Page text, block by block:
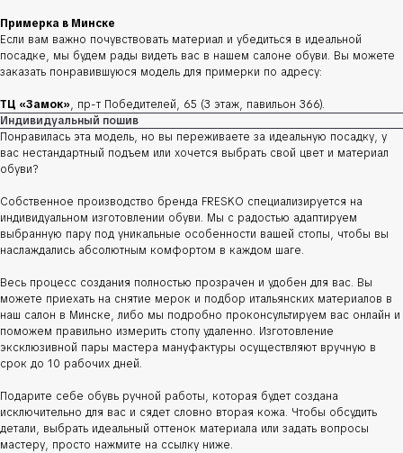
Примерка в Минске
Если вам важно почувствовать материал и убедиться в идеальной
посадке, мы будем рады видеть вас в нашем салоне обуви. Вы можете
заказать понравившуюся модель для примерки по адресу:
ТЦ «Замок», пр-т Победителей, 65 (3 этаж, павильон 366).
Индивидуальный пошив
Понравилась эта модель, но вы переживаете за идеальную посадку, у
вас нестандартный подъем или хочется выбрать свой цвет и материал
обуви?
Собственное производство бренда FRESKO специализируется на
индивидуальном изготовлении обуви. Мы с радостью адаптируем
выбранную пару под уникальные особенности вашей стопы, чтобы вы
наслаждались абсолютным комфортом в каждом шаге.
Весь процесс создания полностью прозрачен и удобен для вас. Вы
можете приехать на снятие мерок и подбор итальянских материалов в
наш салон в Минске, либо мы подробно проконсультируем вас онлайн и
поможем правильно измерить стопу удаленно. Изготовление
эксклюзивной пары мастера мануфактуры осуществляют вручную в
срок до 10 рабочих дней.
Подарите себе обувь ручной работы, которая будет создана
исключительно для вас и сядет словно вторая кожа. Чтобы обсудить
детали, выбрать идеальный оттенок материала или задать вопросы
мастеру, просто нажмите на ссылку ниже.